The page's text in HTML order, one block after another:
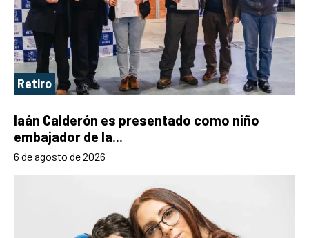
Retiro
Iaán Calderón es presentado como niño
embajador de la...
6 de agosto de 2026